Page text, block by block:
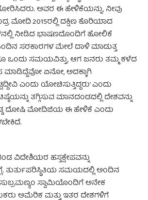
ಅವರ ಈ ಹೇಳಿಕೆಯನ್ನು, ನೀವು
ಮೋದಿ 2015ರಲ್ಲಿ ದಕ್ಷಿಣ ಕೊರಿಯಾದ
ನೀಡಿದ ಭಾಷಣದೊಂದಿಗೆ ಹೋಲಿಕೆ
ಸರಕಾರಗಳ ಮೇಲೆ ದಾಳಿ ಮಾಡುತ್ತ
ಒಂದು ಸಮಯವಿತ್ತು, ಆಗ ಜನರು ತಮ್ಮ ಕಳೆದ
ಮಾಡಿದ್ದೆವೋ ಏನೋ, ಅದಕ್ಕಾಗಿ
ಎಂದು ಯೋಚಿಸುತ್ತಿದ್ದರು’ ಎಂದು
ತಗ್ಗಿಸುವ ಮಾನದಂಡದಲ್ಲಿ ದೇಶವನ್ನು
ದೋಷಿ ಮೋದಿಜಿಯ ಈ ಹೇಳಿಕೆ ಎಂದು
ಹಸ್ತಕ್ಷೇಪವನ್ನು
ತುರ್ತುಪರಿಸ್ಥಿತಿಯ ಸಮಯದಲ್ಲಿ ಅಂದಿನ
ಸ್ವಾಮಿಯೊಂದಿಗೆ ಅನೇಕ
ಅಮೆರಿಕ ಮತ್ತು ಇತರ ದೇಶಗಳಿಗೆ